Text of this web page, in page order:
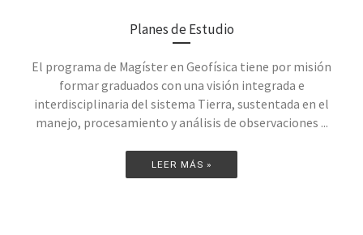
Planes de Estudio
El programa de Magíster en Geofísica tiene por misión
formar graduados con una visión integrada e
interdisciplinaria del sistema Tierra, sustentada en el
manejo, procesamiento y análisis de observaciones ...
LEER MÁS »